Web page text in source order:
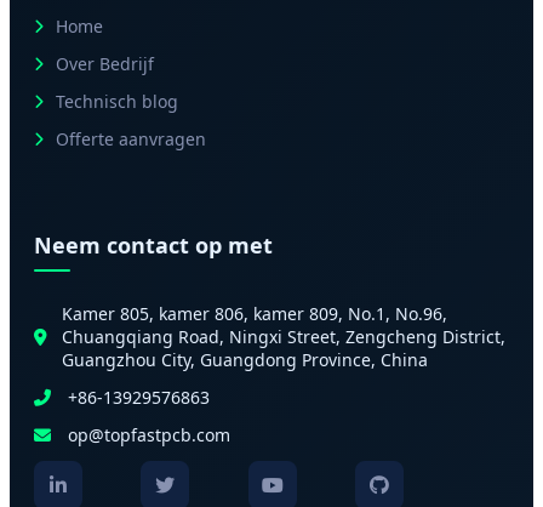
Home
Over Bedrijf
Technisch blog
Offerte aanvragen
Neem contact op met
Kamer 805, kamer 806, kamer 809, No.1, No.96,
Chuangqiang Road, Ningxi Street, Zengcheng District,
Guangzhou City, Guangdong Province, China
+86-13929576863
op@topfastpcb.com